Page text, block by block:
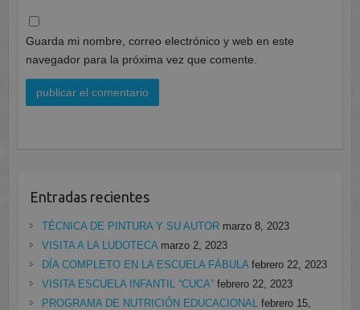
Guarda mi nombre, correo electrónico y web en este
navegador para la próxima vez que comente.
Entradas recientes
TÉCNICA DE PINTURA Y SU AUTOR marzo 8, 2023
VISITA A LA LUDOTECA marzo 2, 2023
DÍA COMPLETO EN LA ESCUELA FÁBULA febrero 22, 2023
VISITA ESCUELA INFANTIL “CUCA” febrero 22, 2023
PROGRAMA DE NUTRICIÓN EDUCACIONAL febrero 15,